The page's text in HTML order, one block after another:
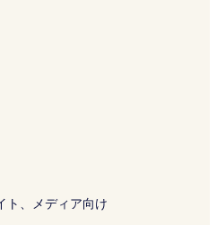
ト、メディア向け